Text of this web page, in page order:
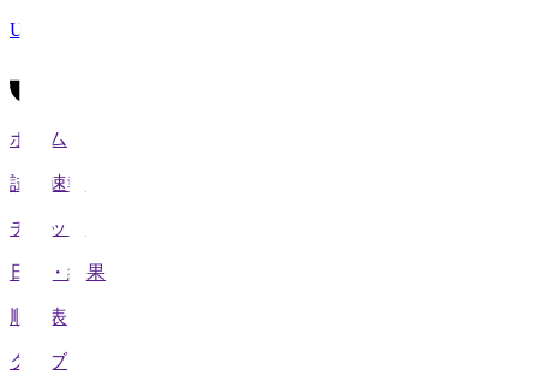
U-21
ホーム
試合速報
チケット
日程・結果
順位表
クラブ